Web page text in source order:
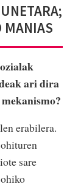
MANIAS
ari dira
erabilera.
sare